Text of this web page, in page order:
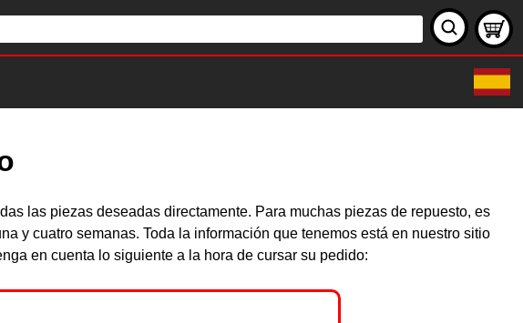
las piezas deseadas directamente. Para muchas piezas de repuesto, es
y cuatro semanas. Toda la información que tenemos está en nuestro sitio
en cuenta lo siguiente a la hora de cursar su pedido: